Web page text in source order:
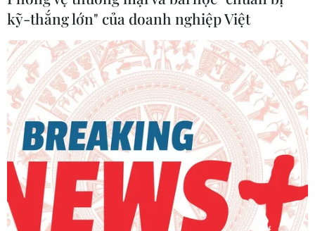
Argentina coi Việt Nam là thị trường quan trọng
nhất trong ASEAN
kỹ-thắng lớn" của doanh nghiệp Việt